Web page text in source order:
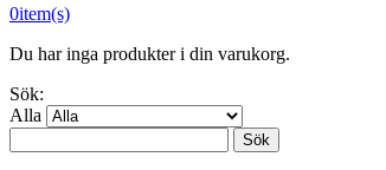
0item(s)
Du har inga produkter i din varukorg.
Sök:
Alla
Sök